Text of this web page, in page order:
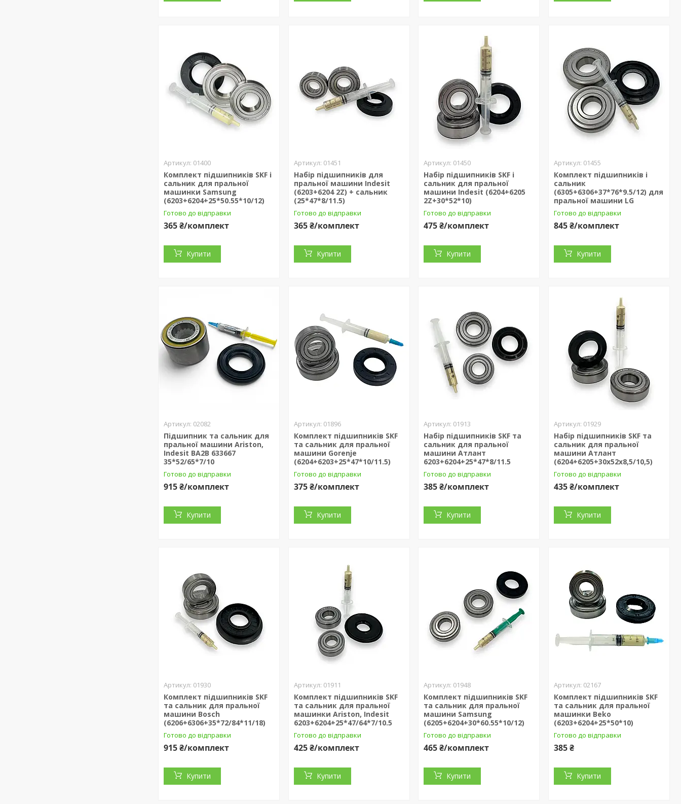
01400
Комплект підшипників SKF і
сальник для пральної
машинки Samsung
(6203+6204+25*50.55*10/12)
Готово до відправки
365 ₴/комплект
Купити
01451
Набір підшипників для
пральної машини Indesit
(6203+6204 2Z) + сальник
(25*47*8/11.5)
Готово до відправки
365 ₴/комплект
Купити
01450
Набір підшипників SKF і
сальник для пральної
машини Indesit (6204+6205
2Z+30*52*10)
Готово до відправки
475 ₴/комплект
Купити
01455
Комплект підшипників і
сальник
(6305+6306+37*76*9.5/12) для
пральної машини LG
Готово до відправки
845 ₴/комплект
Купити
02082
Підшипник та сальник для
пральної машини Ariston,
Indesit BA2B 633667
35*52/65*7/10
Готово до відправки
915 ₴/комплект
Купити
01896
Комплект підшипників SKF
та сальник для пральної
машини Gorenje
(6204+6203+25*47*10/11.5)
Готово до відправки
375 ₴/комплект
Купити
01913
Набір підшипників SKF та
сальник для пральної
машини Атлант
6203+6204+25*47*8/11.5
Готово до відправки
385 ₴/комплект
Купити
01929
Набір підшипників SKF та
сальник для пральної
машини Атлант
(6204+6205+30х52х8,5/10,5)
Готово до відправки
435 ₴/комплект
Купити
01930
Комплект підшипників SKF
та сальник для пральної
машини Bosch
(6206+6306+35*72/84*11/18)
Готово до відправки
915 ₴/комплект
Купити
01911
Комплект підшипників SKF
та сальник для пральної
машинки Ariston, Indesit
6203+6204+25*47/64*7/10.5
Готово до відправки
425 ₴/комплект
Купити
01948
Комплект підшипників SKF
та сальник для пральної
машини Samsung
(6205+6204+30*60.55*10/12)
Готово до відправки
465 ₴/комплект
Купити
02167
Комплект підшипників SKF
та сальник для пральної
машинки Beko
(6203+6204+25*50*10)
Готово до відправки
385 ₴
Купити